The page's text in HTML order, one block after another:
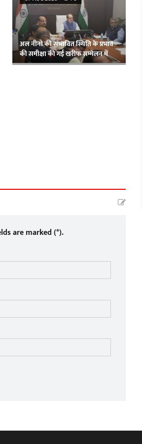
अल नीनो की संभावित स्थिति के प्रभाव
की समीक्षा की गई खरीफ सम्मेलन में
are marked (*).